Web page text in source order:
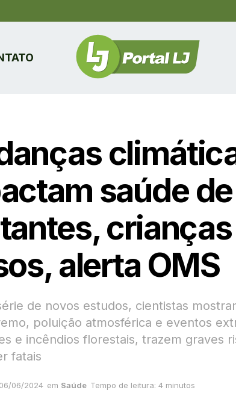
saúde de
alerta OMS
de novos estudos, cientistas
poluição atmosférica e eventos
e incêndios florestais, trazem graves
fatais
06/06/2024 em Saúde Tempo de leitura: 4 minutos